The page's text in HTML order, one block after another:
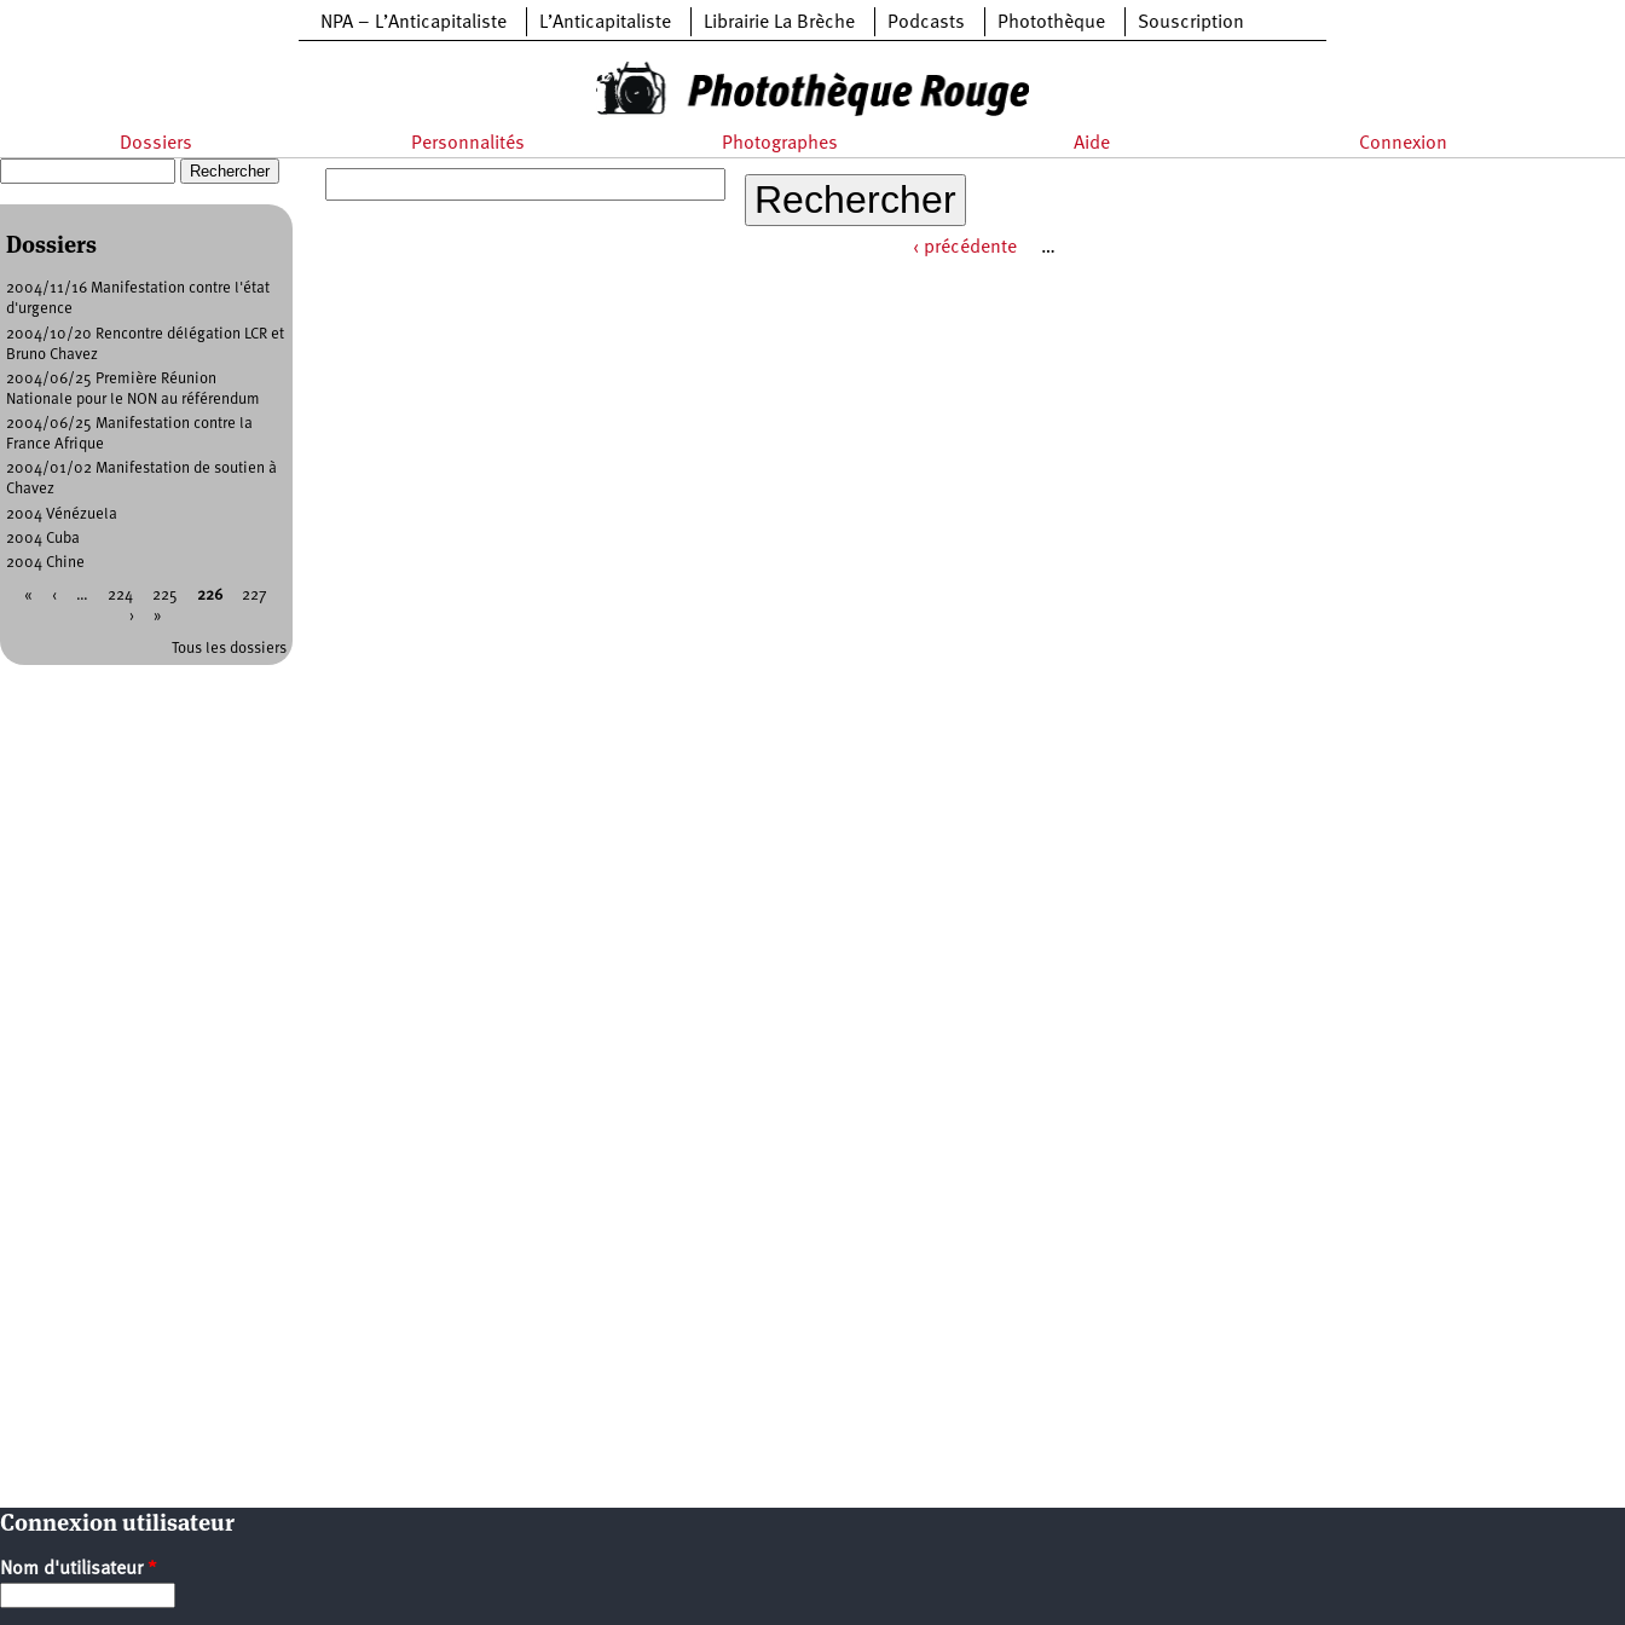
NPA – L’Anticapitaliste L’Anticapitaliste Librairie La Brèche Podcasts Photothèque Souscription
Dossiers Personnalités Photographes Aide Connexion
‹ précédente …
Formulaire de recherche
Dossiers
2004/11/16 Manifestation contre l'état
d'urgence
2004/10/20 Rencontre délégation LCR et
Bruno Chavez
2004/06/25 Première Réunion
Nationale pour le NON au référendum
2004/06/25 Manifestation contre la
France Afrique
2004/01/02 Manifestation de soutien à
Chavez
2004 Vénézuela
2004 Cuba
2004 Chine
« ‹ … 224 225 226
227
›
»
Tous les dossiers
Connexion utilisateur
Nom d'utilisateur*